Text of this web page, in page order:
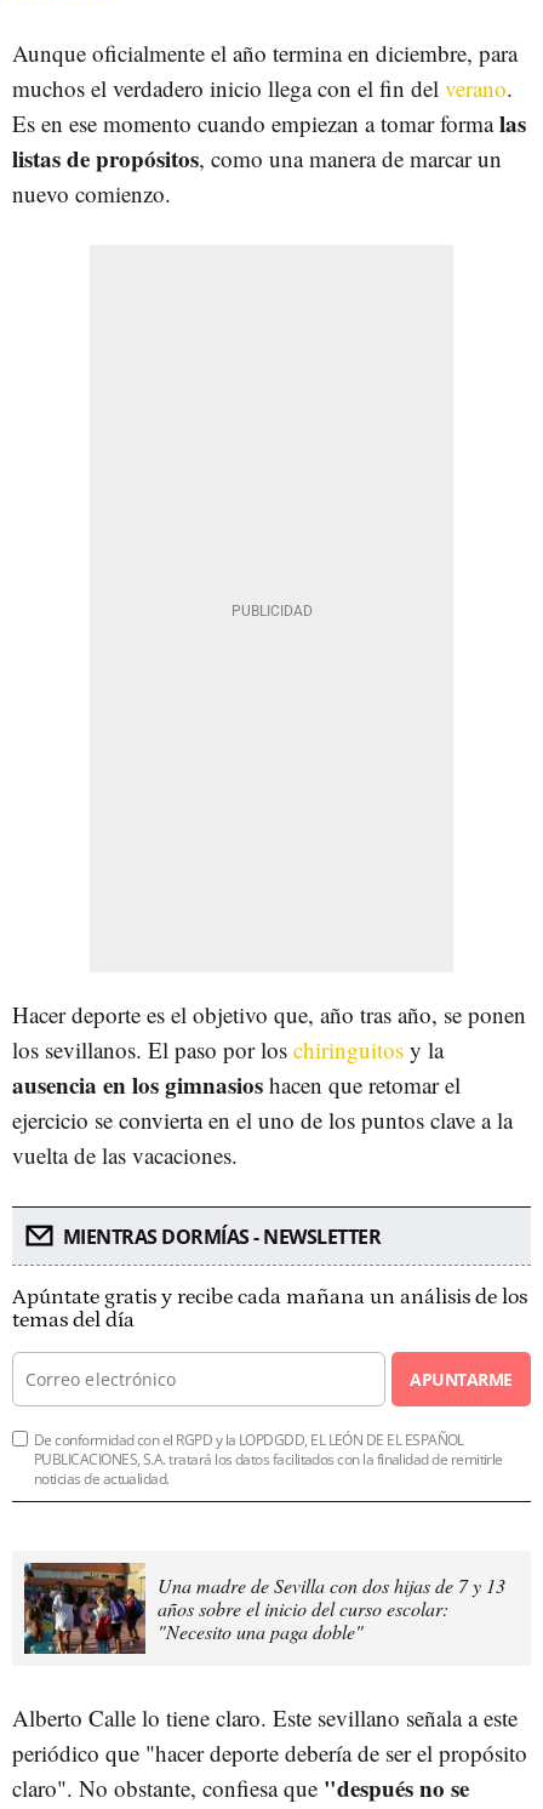
Aunque oficialmente el año termina en diciembre, para
muchos el verdadero inicio llega con el fin del verano.
Es en ese momento cuando empiezan a tomar formalas
listas de propósitos, como una manera de marcar un
nuevo comienzo.
Hacer deporte es el objetivo que, año tras año, se ponen
los sevillanos. El paso por los chiringuitos y la
ausencia en los gimnasios hacen que retomar el
ejercicio se convierta en el uno de los puntos clave a la
vuelta de las vacaciones.
MIENTRAS DORMÍAS - NEWSLETTER
Apúntate gratis y recibe cada mañana un análisis de los
temas del día
APUNTARME
De conformidad con el RGPD y la LOPDGDD, EL LEÓN DE EL ESPAÑOL
PUBLICACIONES, S.A. tratará los datos facilitados con la finalidad de remitirle
noticias de actualidad.
Una madre de Sevilla con dos hijas de 7 y 13
años sobre el inicio del curso escolar:
"Necesito una paga doble"
Alberto Calle lo tiene claro. Este sevillano señala a este
periódico que "hacer deporte debería de ser el propósito
claro". No obstante, confiesa que "después no se